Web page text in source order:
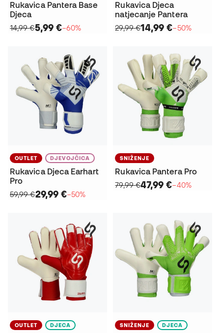
Rukavica Pantera Base
Djeca
14,99 €5,99 €−60%
Rukavica Djeca
natjecanje Pantera
29,99 €14,99 €−50%
OUTLET DJEVOJČICA
Rukavica Djeca Earhart
Pro
59,99 €29,99 €−50%
SNIŽENJE
Rukavica Pantera Pro
79,99 €47,99 €−40%
OUTLET DJECA SNIŽENJE DJECA